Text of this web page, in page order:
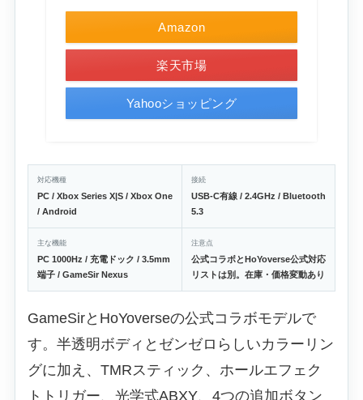
Amazon
楽天市場
Yahooショッピング
対応機種
PC / Xbox Series X|S / Xbox One
/ Android
接続
USB-C有線 / 2.4GHz / Bluetooth
5.3
主な機能
PC 1000Hz / 充電ドック / 3.5mm
端子 / GameSir Nexus
注意点
公式コラボとHoYoverse公式対応
リストは別。在庫・価格変動あり
GameSirとHoYoverseの公式コラボモデルで
す。半透明ボディとゼンゼロらしいカラーリン
グに加え、TMRスティック、ホールエフェク
トトリガー、光学式ABXY、4つの追加ボタン